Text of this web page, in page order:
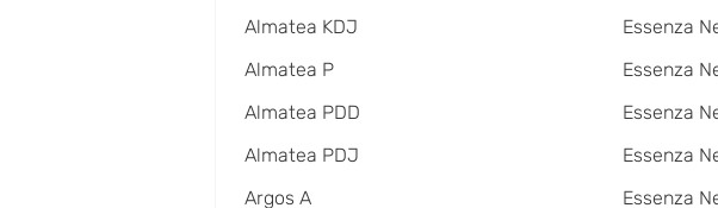
Almatea KDJ
Almatea P
Almatea PDD
Almatea PDJ
Argos A
Essenza
Essenza
Essenza
Essenza
Essenza